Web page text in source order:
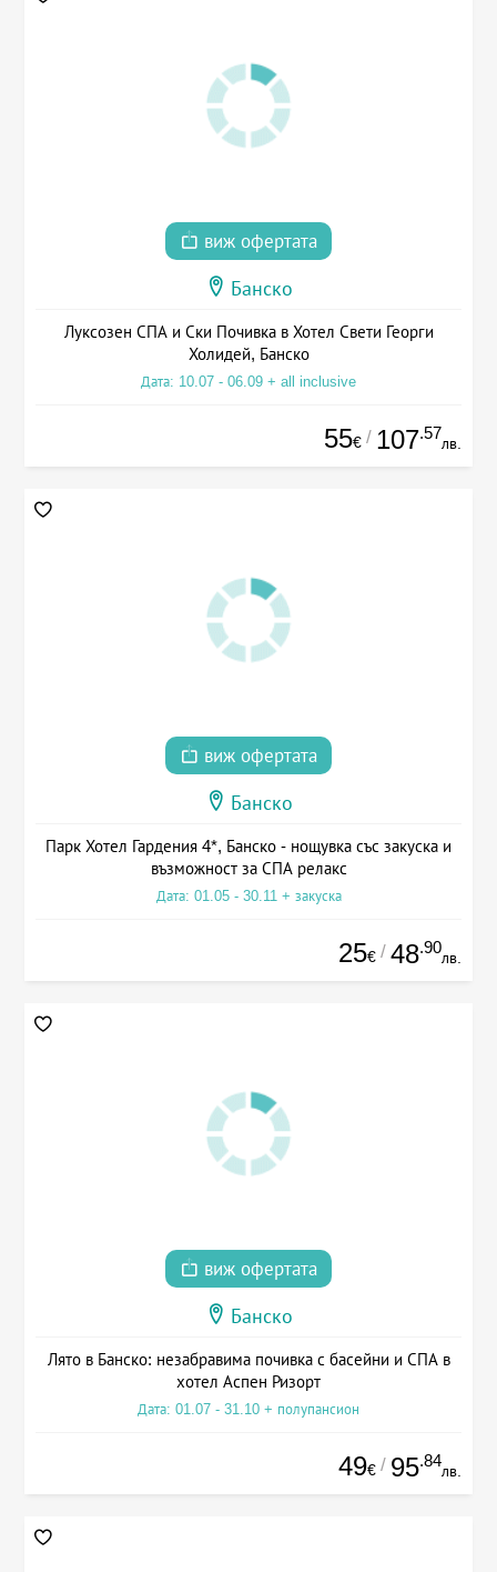
виж офертата
Банско
Луксозен СПА и Ски Почивка в Хотел Свети Георги
Холидей, Банско
Дата: 10.07 - 06.09 + all inclusive
55€ / 107.57
лв.
виж офертата
Банско
Парк Хотел Гардения 4*, Банско - нощувка със закуска и
възможност за СПА релакс
Дата: 01.05 - 30.11 + закуска
25€ / 48.90
лв.
виж офертата
Банско
Лято в Банско: незабравима почивка с басейни и СПА в
хотел Аспен Ризорт
Дата: 01.07 - 31.10 + полупансион
49€ / 95.84
лв.